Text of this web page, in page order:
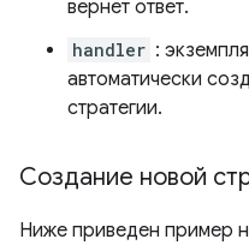
вернет ответ.
handler :
автоматически
стратегии.
Создание новой
Ниже приведен пример